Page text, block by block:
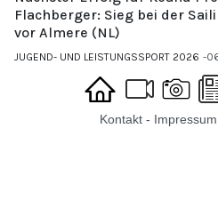
Flachberger: Sieg bei der
vor Almere (NL)
JUGEND- UND LEISTUNGSSPORT 2026
Kontakt - Impressum